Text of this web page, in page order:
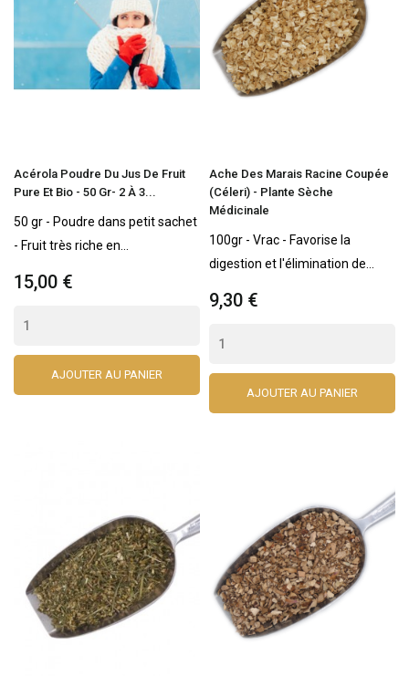
Acérola Poudre Du Jus De Fruit
Pure Et Bio - 50 Gr- 2 À 3...
50 gr - Poudre dans petit sachet
- Fruit très riche en...
15,00 €
AJOUTER AU PANIER
Ache Des Marais Racine Coupée
(céleri) - Plante Sèche
Médicinale
100gr - Vrac - Favorise la
digestion et l'élimination de...
9,30 €
AJOUTER AU PANIER